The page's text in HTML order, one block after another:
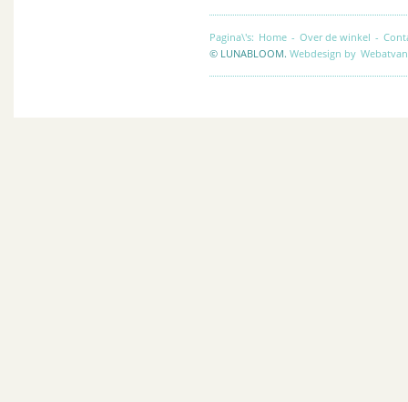
Pagina\'s: Home - Over de winkel -
© LUNABLOOM. Webdesign by